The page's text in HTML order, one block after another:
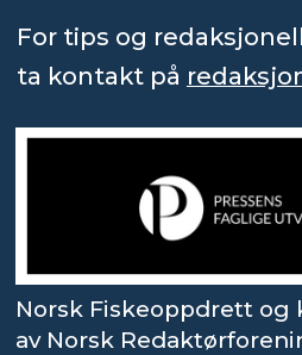
For tips og
ta kontakt på
Norsk Fiskeoppdrett og
av Norsk